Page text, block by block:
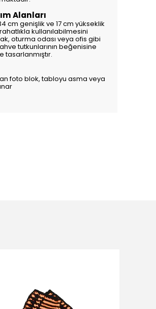
Alanları
cm genişlik ve 17 cm yükseklik
kullanılabilmesini
oturma odası veya ofis gibi
tutkunlarının beğenisine
foto blok, tabloyu asma veya